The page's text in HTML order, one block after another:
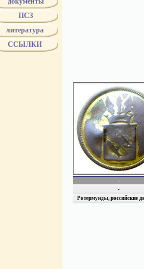
ПСЗ
литература
ССЫЛКИ
-
-
Ротермунды, российские